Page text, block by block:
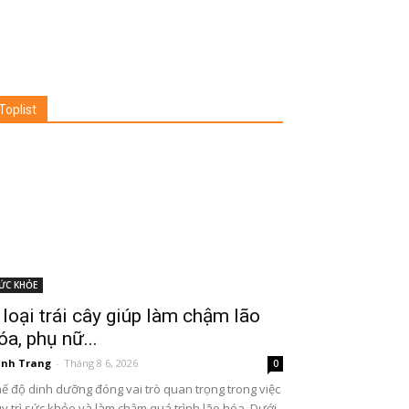
KHỎE
loại trái cây giúp làm chậm lão
phụ nữ...
Trang - Tháng 8 6, 2026 0
độ dinh dưỡng đóng vai trò quan trọng trong việc